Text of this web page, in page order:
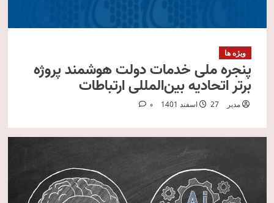
ویژه ها
پنجره ملی خدمات دولت هوشمند پروژه
برتر اتحادیه بین‌المللی ارتباطات
مدیر 27 اسفند 1401 0